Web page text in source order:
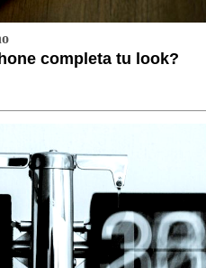
completa tu look?